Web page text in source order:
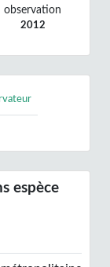
observation
2012
espèce